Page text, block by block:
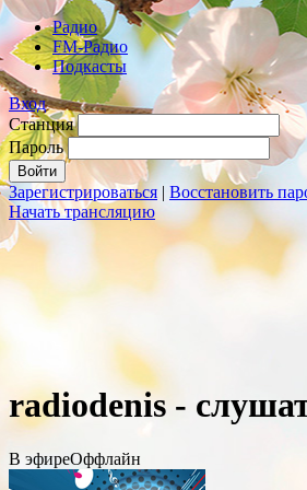
Радио
FM-Радио
Подкасты
Вход
Станция
Пароль
Зарегистрироваться | Восстановить
Начать трансляцию
radiodenis -
В эфиреОффлайн